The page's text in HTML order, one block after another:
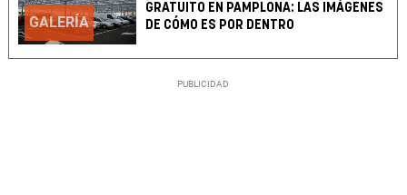
GALERÍA
GRATUITO EN PAMPLONA: LAS IMÁGENES
DE CÓMO ES POR DENTRO